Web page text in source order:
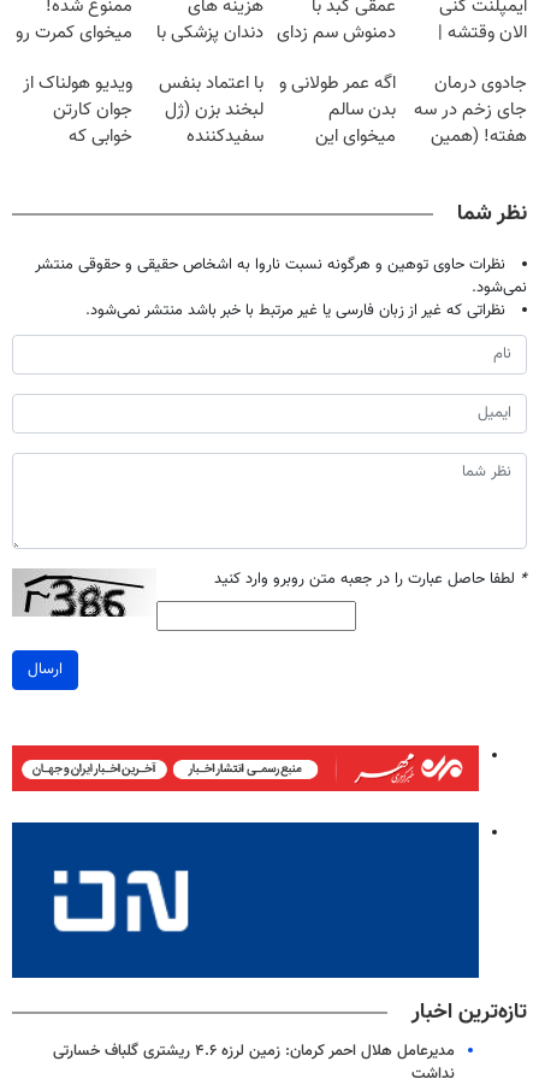
ایمپلنت کنی
الان وقتشه |
میلیون تومان!!!
عمقی کبد با
دمنوش سم زدای
هزینه های
دندان پزشکی با
خانگی
ممنوع شده!
میخوای کمرت رو
کنی؟
((پرسش‌نامه))
جادوی درمان
جای زخم در سه
هفته! (همین
اگه عمر طولانی و
بدن سالم
میخوای این
با اعتماد بنفس
لبخند بزن (ژل
سفیدکننده
ویدیو هولناک از
جوان کارتن
خوابی که
نظر شما
نظرات حاوی توهین و هرگونه نسبت ناروا به اشخاص حقیقی و حقوقی منتشر
نمی‌شود.
نظراتی که غیر از زبان فارسی یا غیر مرتبط با خبر باشد منتشر نمی‌شود.
* لطفا حاصل عبارت را در جعبه متن روبرو وارد کنید
ارسال
تازه‌ترین اخبار
مدیرعامل هلال احمر کرمان: زمین لرزه ۴.۶ ریشتری گلباف خسارتی
نداشت